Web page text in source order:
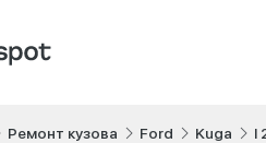
Ремонт кузова Ford Kuga I